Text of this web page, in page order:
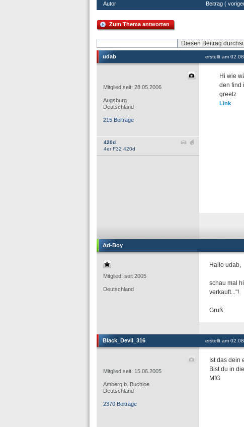
Autor Beitrag (
Zum Thema antworten
udab erstellt am
Mitglied seit: 28.05.2006
Augsburg
Deutschland
215 Beiträge
420d
4er F32 420d
Hi wie
den find
greetz
Link
Ad-Boy
Mitglied: seit 2005
Deutschland
Hallo udab,
schau mal
verkauft..."!
Gruß
Black_Devil_316 erstellt am
Mitglied seit: 15.06.2005
Amberg b. Buchloe
Deutschland
2370 Beiträge
Ist das dein
Bist du in
MfG